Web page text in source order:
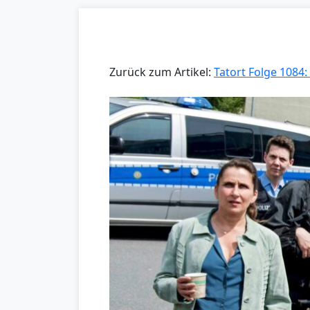
Zurück zum Artikel: Tatort Folge